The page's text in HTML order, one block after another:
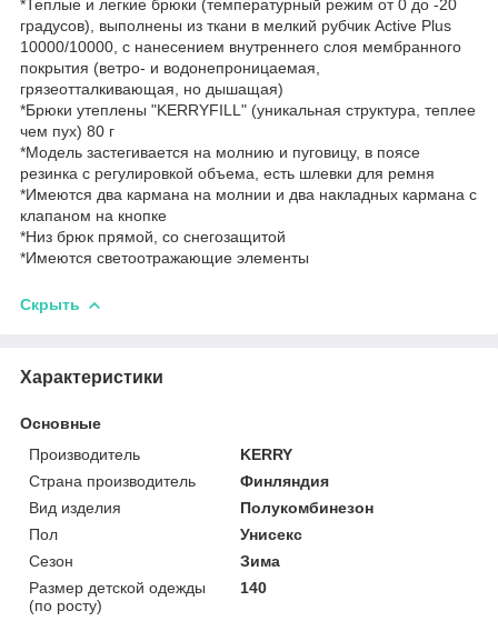
*Теплые и легкие брюки (температурный режим от 0 до -20
градусов), выполнены из ткани в мелкий рубчик Active Plus
10000/10000, с нанесением внутреннего слоя мембранного
покрытия (ветро- и водонепроницаемая,
грязеотталкивающая, но дышащая)
*Брюки утеплены "KERRYFILL" (уникальная структура, теплее
чем пух) 80 г
*Модель застегивается на молнию и пуговицу, в поясе
резинка с регулировкой объема, есть шлевки для ремня
*Имеются два кармана на молнии и два накладных кармана с
клапаном на кнопке
*Низ брюк прямой, со снегозащитой
*Имеются светоотражающие элементы
Скрыть
Характеристики
Основные
Производитель
KERRY
Страна производитель
Финляндия
Вид изделия
Полукомбинезон
Пол
Унисекс
Сезон
Зима
Размер детской одежды
(по росту)
140